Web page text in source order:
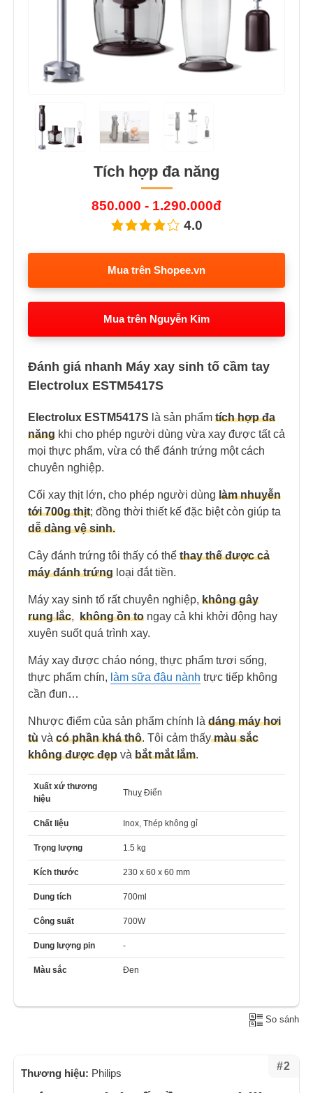
Tích hợp đa năng
850.000 - 1.290.000đ
4.0
Mua trên Shopee.vn
Mua trên Nguyễn Kim
Đánh giá nhanh Máy xay sinh tố cầm tay
Electrolux ESTM5417S
Electrolux ESTM5417S là sản phẩm tích hợp đa
năng khi cho phép người dùng vừa xay được tất cả
mọi thực phẩm, vừa có thể đánh trứng một cách
chuyên nghiệp.
Cối xay thịt lớn, cho phép người dùng làm nhuyễn
tới 700g thịt; đồng thời thiết kế đặc biệt còn giúp ta
dễ dàng vệ sinh.
Cây đánh trứng tôi thấy có thể thay thế được cả
máy đánh trứng loại đắt tiền.
Máy xay sinh tố rất chuyên nghiệp, không gây
rung lắc, không ồn to ngay cả khi khởi động hay
xuyên suốt quá trình xay.
Máy xay được cháo nóng, thực phẩm tươi sống,
thực phẩm chín, làm sữa đậu nành trực tiếp không
cần đun…
Nhược điểm của sản phẩm chính là dáng máy hơi
tù và có phần khá thô. Tôi cảm thấymàu sắc
không được đẹp và bắt mắt lắm.
Xuất xứ thương
hiệu
Thuỵ Điển
Chất liệu Inox, Thép không gỉ
Trọng lượng 1.5 kg
Kích thước 230 x 60 x 60 mm
Dung tích 700ml
Công suất 700W
Dung lượng pin -
Màu sắc Đen
So sánh
#2
Thương hiệu: Philips